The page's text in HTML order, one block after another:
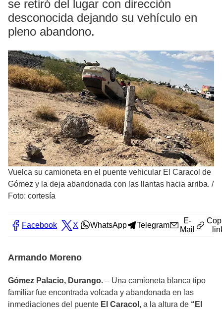
se retiró del lugar con dirección
desconocida dejando su vehículo en
pleno abandono.
Vuelca su camioneta en el puente vehicular El Caracol de
Gómez y la deja abandonada con las llantas hacia arriba. /
Foto: cortesía
Facebook X WhatsApp Telegram
E-
Mail
Armando Moreno
Gómez Palacio, Durango. – Una camioneta blanca tipo
familiar fue encontrada volcada y abandonada en las
inmediaciones del puente El Caracol , a la altura de “El